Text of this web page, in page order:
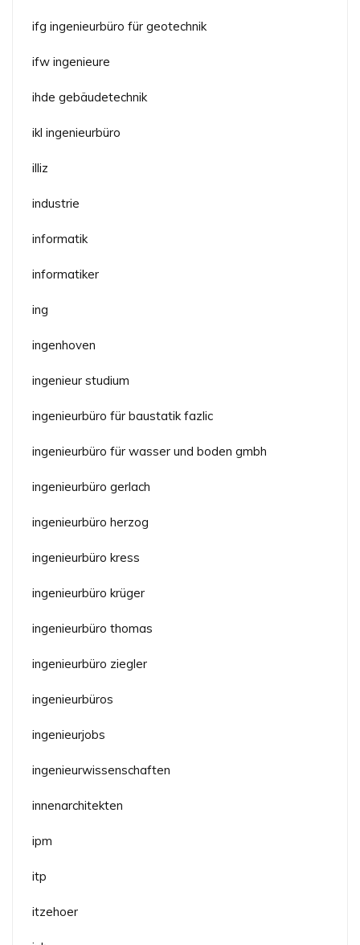
ifg ingenieurbüro für geotechnik
ifw ingenieure
ihde gebäudetechnik
ikl ingenieurbüro
illiz
industrie
informatik
informatiker
ing
ingenhoven
ingenieur studium
ingenieurbüro für baustatik fazlic
ingenieurbüro für wasser und boden gmbh
ingenieurbüro gerlach
ingenieurbüro herzog
ingenieurbüro kress
ingenieurbüro krüger
ingenieurbüro thomas
ingenieurbüro ziegler
ingenieurbüros
ingenieurjobs
ingenieurwissenschaften
innenarchitekten
ipm
itp
itzehoer